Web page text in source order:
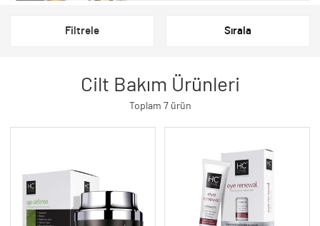
Filtrele Sırala
Cilt Bakım Ürünleri
Toplam 7 ürün